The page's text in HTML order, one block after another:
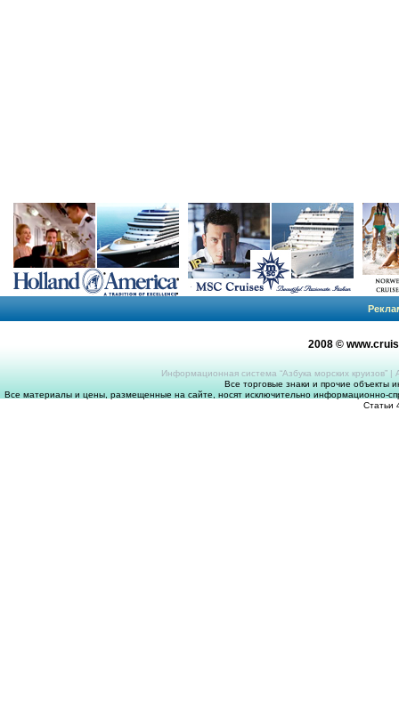
2008 ©
Информационная система “Азбука морских круизов” |
Все торговые знаки и прочие объекты
Все материалы и цены, размещенные на сайте, носят исключительно информационно-
Статьи